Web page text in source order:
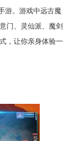
游。游戏中远古魔
门、灵仙派、魔剑
，让你亲身体验一